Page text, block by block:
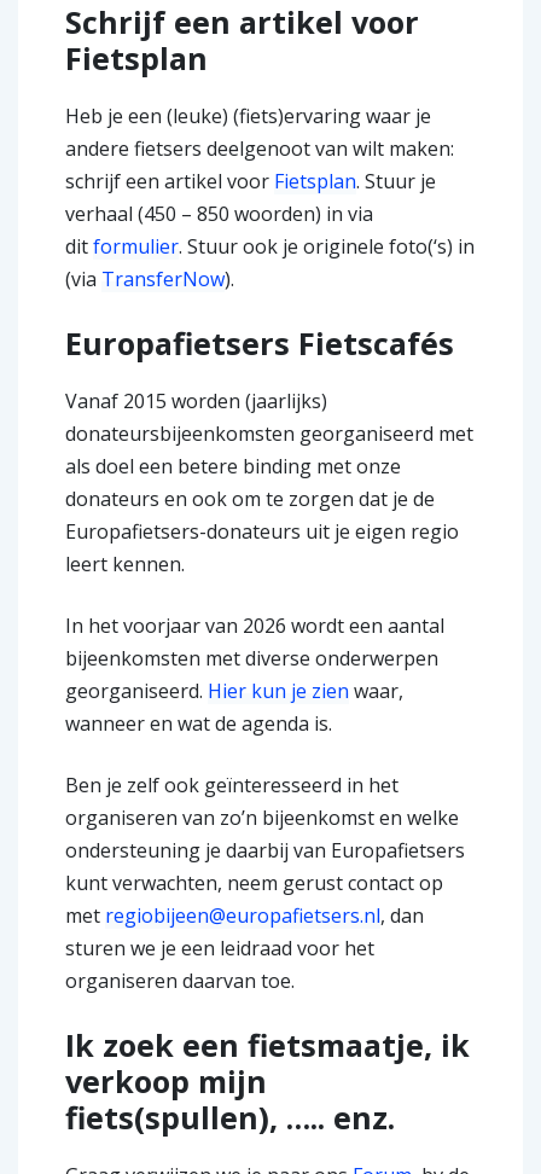
Schrijf een artikel voor
Fietsplan
Heb je een (leuke) (fiets)ervaring waar je
andere fietsers deelgenoot van wilt maken:
schrijf een artikel voor Fietsplan. Stuur je
verhaal (450 – 850 woorden) in via
ditformulier. Stuur ook je originele foto(‘s) in
(via TransferNow).
Europafietsers Fietscafés
Vanaf 2015 worden (jaarlijks)
donateursbijeenkomsten georganiseerd met
als doel een betere binding met onze
donateurs en ook om te zorgen dat je de
Europafietsers-donateurs uit je eigen regio
leert kennen.
In het voorjaar van 2026 wordt een aantal
bijeenkomsten met diverse onderwerpen
georganiseerd. Hier kun je zienwaar,
wanneer en wat de agenda is.
Ben je zelf ook geïnteresseerd in het
organiseren van zo’n bijeenkomst en welke
ondersteuning je daarbij van Europafietsers
kunt verwachten, neem gerust contact op
met regiobijeen@europafietsers.nl, dan
sturen we je een leidraad voor het
organiseren daarvan toe.
Ik zoek een fietsmaatje, ik
verkoop mijn
fiets(spullen), ….. enz.